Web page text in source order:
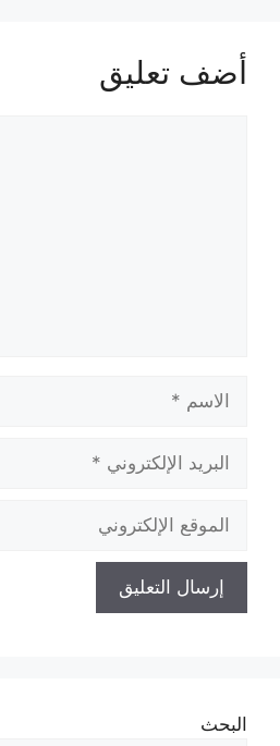
أضف تعليق
الاسم
البريد
الإلكتروني
الموقع
الإلكتروني
البحث